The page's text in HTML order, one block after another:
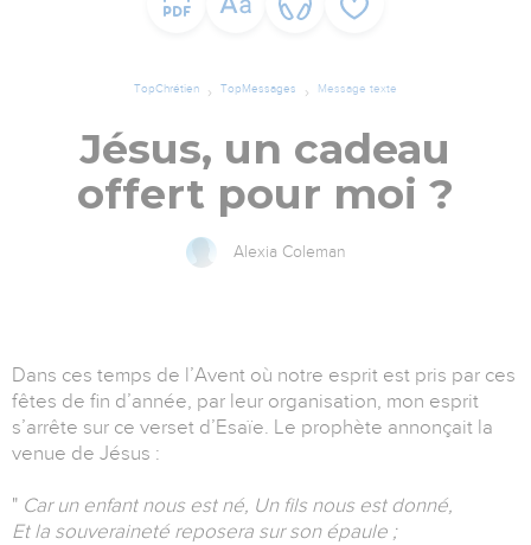
TopChrétien TopMessages Message texte
Jésus, un cadeau
offert pour moi ?
Alexia Coleman
Dans ces temps de l’Avent où notre esprit est pris par ces
fêtes de fin d’année, par leur organisation, mon esprit
s’arrête sur ce verset d’Esaïe. Le prophète annonçait la
venue de Jésus :
" Car un enfant nous est né, Un fils nous est donné,
Et la souveraineté reposera sur son épaule ;